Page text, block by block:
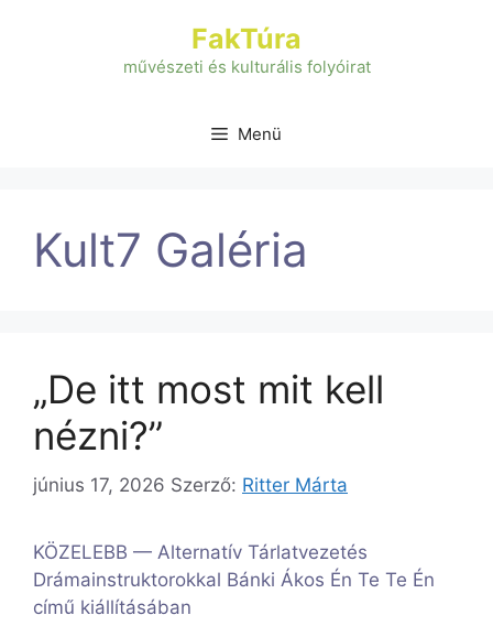
FakTúra
művészeti és kulturális folyóirat
Menü
Kult7 Galéria
„De itt most mit kell
nézni?”
június 17, 2026 Szerző: Ritter Márta
KÖZELEBB — Alternatív Tárlatvezetés
Drámainstruktorokkal Bánki Ákos Én Te Te Én
című kiállításában